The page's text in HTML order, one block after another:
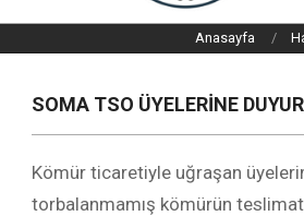
SOMA
TICARET
VE
SANAYI
ODASI
Anasayfa
SOMA TSO ÜYELERİNE
Kömür ticaretiyle uğraşan
torbalanmamış kömürün